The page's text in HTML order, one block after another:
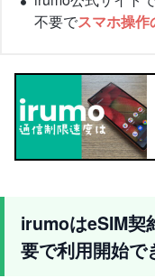
不要でスマホ操
irumoはeSIM契
要で利用開始で